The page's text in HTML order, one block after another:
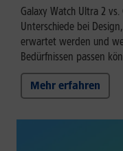
Galaxy Watch Ultra 2
Unterschiede bei
erwartet werden und
Bedürfnissen passen
Mehr erfahren